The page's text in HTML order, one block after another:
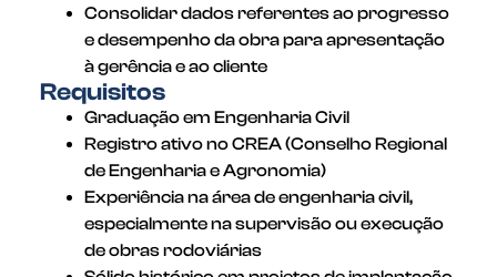
Consolidar dados referentes ao progresso
e desempenho da obra para apresentação
à gerência e ao cliente
Requisitos
Graduação em Engenharia Civil
Registro ativo no CREA (Conselho Regional
de Engenharia e Agronomia)
Experiência na área de engenharia civil,
especialmente na supervisão ou execução
de obras rodoviárias